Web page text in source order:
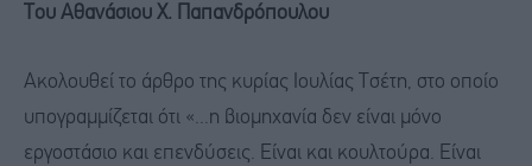
Του Αθανάσιου Χ. Παπανδρόπουλου
Ακολουθεί το άρθρο της κυρίας Ιουλίας Τσέτη, στο οποίο
υπογραμμίζεται ότι «...η βιομηχανία δεν είναι μόνο
εργοστάσιο και επενδύσεις. Είναι και κουλτούρα. Είναι